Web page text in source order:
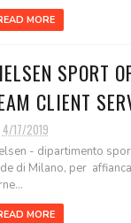
MORE
SPORT
CLIENT
4/17/2019
- dipartimento
di Milano, per
MORE